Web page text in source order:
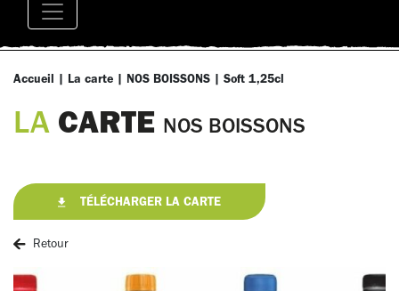
Accueil | La carte | NOS BOISSONS | Soft 1,25cl
LA CARTE NOS BOISSONS
TÉLÉCHARGER LA CARTE
Retour